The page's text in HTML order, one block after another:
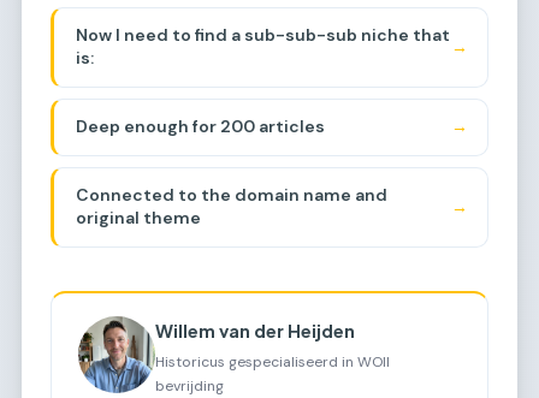
(journey/march/route).
Now I need to find a sub-sub-sub niche that
is:
→
Deep enough for 200 articles →
Connected to the domain name and
original theme
→
Willem van der Heijden
Historicus gespecialiseerd in WOII
bevrijding